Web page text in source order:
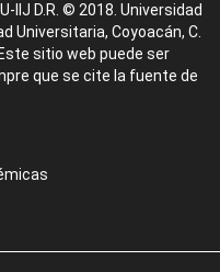
IIJ D.R. © 2018. Universidad
Universitaria, Coyoacán, C.
sitio web puede ser
que se cite la fuente de